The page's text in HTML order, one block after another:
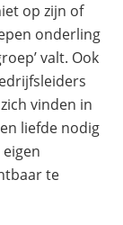
op zijn of
onderling
valt. Ook
vinden in
liefde nodig
te